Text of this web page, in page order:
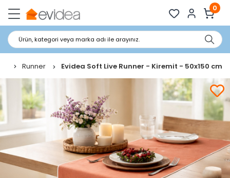
0
Ürün, kategori veya marka adı ile arayınız.
Runner Evidea Soft Live Runner - Kiremit - 50x150 cm